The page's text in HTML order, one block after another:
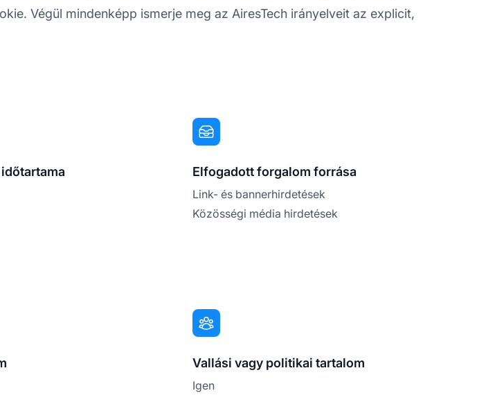
Végül mindenképp ismerje meg az AiresTech irányelveit az explicit,
Elfogadott forgalom forrása
Link- és bannerhirdetések
Közösségi média hirdetések
Vallási vagy politikai tartalom
Igen